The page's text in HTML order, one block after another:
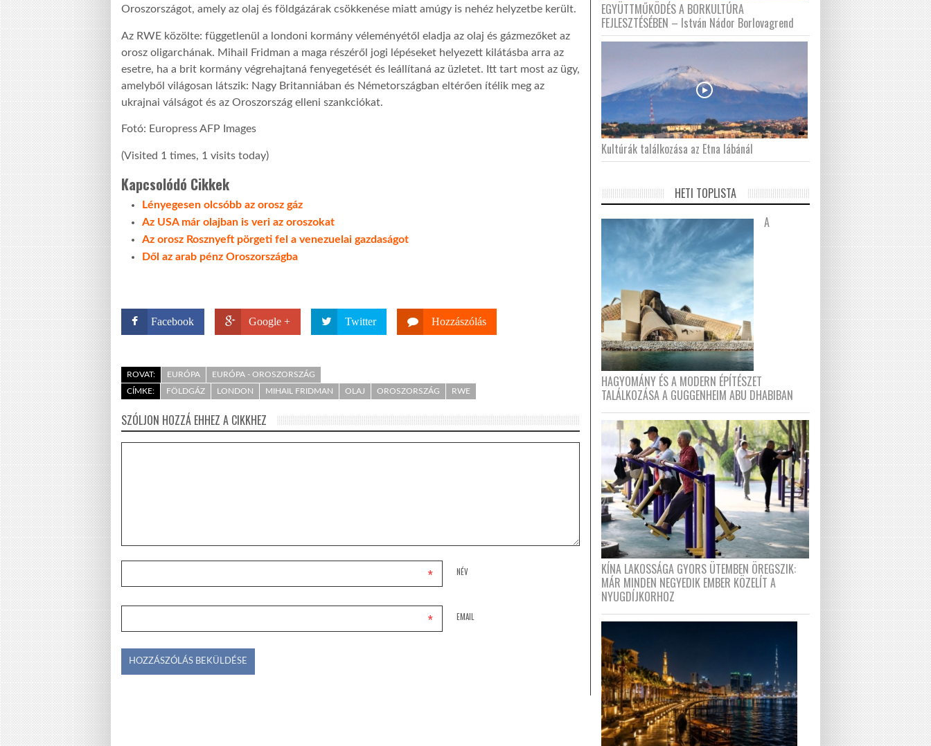
Oroszországot, amely az olaj és földgázárak csökkenése miatt amúgy is nehéz helyzetbe került.
Az RWE közölte: függetlenül a londoni kormány véleményétől eladja az olaj és gázmezőket az
orosz oligarchának. Mihail Fridman a maga részéről jogi lépéseket helyezett kilátásba arra az
esetre, ha a brit kormány végrehajtaná fenyegetését és leállítaná az üzletet. Itt tart most az ügy,
amelyből világosan látszik: Nagy Britanniában és Németországban eltérően ítélik meg az
ukrajnai válságot és az Oroszország elleni szankciókat.
Fotó: Europress AFP Images
(Visited 1 times, 1 visits today)
Kapcsolódó Cikkek
Lényegesen olcsóbb az orosz gáz
Az USA már olajban is veri az oroszokat
Az orosz Rosznyeft pörgeti fel a venezuelai gazdaságot
Dől az arab pénz Oroszországba
Facebook Google + Twitter Hozzászólás
ROVAT: EURÓPA
EURÓPA - OROSZORSZÁG
CÍMKE:
FÖLDGÁZ LONDON MIHAIL FRIDMAN OLAJ OROSZORSZÁG RWE
SZÓLJON HOZZÁ EHHEZ A CIKKHEZ
NÉV
*
EMAIL
*
EGYÜTTMŰKÖDÉS A BORKULTÚRA
FEJLESZTÉSÉBEN – István Nádor Borlovagrend
Kultúrák találkozása az Etna lábánál
HETI TOPLISTA
A
HAGYOMÁNY ÉS A MODERN ÉPÍTÉSZET
TALÁLKOZÁSA A GUGGENHEIM ABU DHABIBAN
KÍNA LAKOSSÁGA GYORS ÜTEMBEN ÖREGSZIK:
MÁR MINDEN NEGYEDIK EMBER KÖZELÍT A
NYUGDÍJKORHOZ